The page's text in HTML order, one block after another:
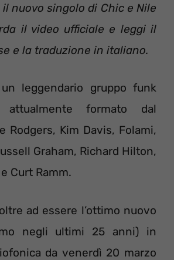
il nuovo singolo di Chic e Nile
il video ufficiale e leggi il
e la traduzione in italiano.
leggendario gruppo funk
attualmente formato dal
Rodgers, Kim Davis, Folami,
Graham, Richard Hilton,
Curt Ramm.
ad essere l’ottimo nuovo
negli ultimi 25 anni) in
da venerdì 20 marzo